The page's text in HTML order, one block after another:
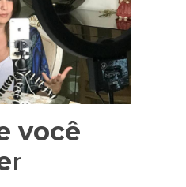
você
r